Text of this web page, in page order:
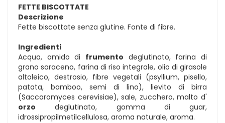
FETTE BISCOTTATE
Descrizione
Fette biscottate senza glutine. Fonte di fibre.
Ingredienti
Acqua, amido di frumento deglutinato, farina di
grano saraceno, farina di riso integrale, olio di girasole
altoleico, destrosio, fibre vegetali (psyllium, pisello,
patata, bamboo, semi di lino), lievito di birra
(Saccaromyces cerevisiae), sale, zucchero, malto d'
orzo deglutinato, gomma di guar,
idrossipropilmetilcellulosa, aroma naturale, aroma.